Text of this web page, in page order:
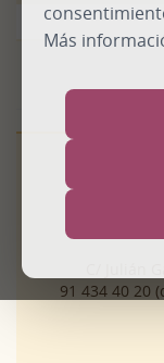
Más
91 434 40 20